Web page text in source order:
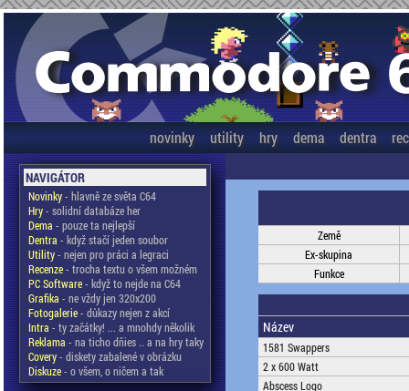
novinky utility hry dema dentra
NAVIGÁTOR
Novinky- hlavně ze světa C64
Hry- solidní databáze her
Dema - pouze ta nejlepší
Dentra - když stačí jeden soubor
Utility- nejen pro práci a legraci
Recenze- trocha textu o všem možném
PC Software- když to nejde na C64
Grafika - ne vždy jen 320x200
Fotogalerie- důkazy nejen z akcí
Intra - ty začátky! ... a mnohdy několik
Reklama - na ticho dňies .. a na hry taky
Covery- diskety zabalené v obrázku
Diskuze- o všem, o ničem a tak
Země
Ex-skupina
Funkce
Název
1581 Swappers
2 x 600 Watt
Abscess Logo